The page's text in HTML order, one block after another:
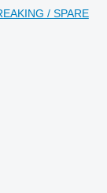
/ SPARE